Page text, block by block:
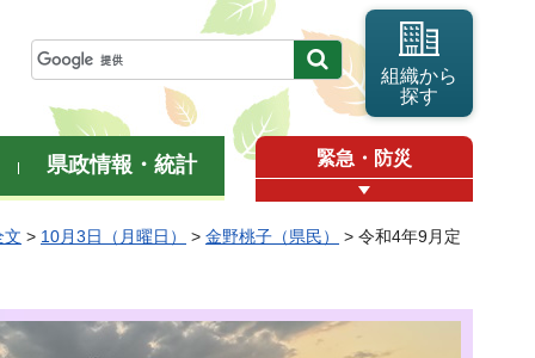
組織から
探す
県政情報・統計 緊急・防災
文 > 10月3日（月曜日） > 金野桃子（県民） > 令和4年9月定